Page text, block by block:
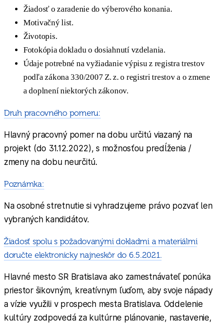
Žiadosť o zaradenie do výberového konania.
Motivačný list.
Životopis.
Fotokópia dokladu o dosiahnutí vzdelania.
Údaje potrebné na vyžiadanie výpisu z registra trestov
podľa zákona 330/2007 Z. z. o registri trestov a o zmene
a doplnení niektorých zákonov.
Druh pracovného pomeru:
Hlavný pracovný pomer na dobu určitú viazaný na
projekt (do 31.12.2022), s možnosťou predĺženia /
zmeny na dobu neurčitú.
Poznámka:
Na osobné stretnutie si vyhradzujeme právo pozvať len
vybraných kandidátov.
Žiadosť spolu s požadovanými dokladmi a materiálmi
doručte elektronicky najneskôr do 6.5.2021.
Hlavné mesto SR Bratislava ako zamestnávateľ ponúka
priestor šikovným, kreatívnym ľuďom, aby svoje nápady
a vízie využili v prospech mesta Bratislava. Oddelenie
kultúry zodpovedá za kultúrne plánovanie, nastavenie,